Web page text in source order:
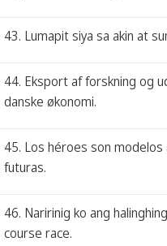
43. Lumapit siya sa akin at
44. Eksport af forskning og
danske økonomi.
45. Los héroes son
futuras.
46. Naririnig ko ang
course race.